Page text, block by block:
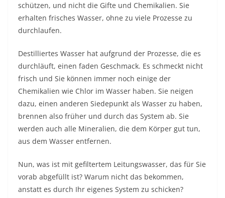
schützen, und nicht die Gifte und Chemikalien. Sie
erhalten frisches Wasser, ohne zu viele Prozesse zu
durchlaufen.
Destilliertes Wasser hat aufgrund der Prozesse, die es
durchläuft, einen faden Geschmack. Es schmeckt nicht
frisch und Sie können immer noch einige der
Chemikalien wie Chlor im Wasser haben. Sie neigen
dazu, einen anderen Siedepunkt als Wasser zu haben,
brennen also früher und durch das System ab. Sie
werden auch alle Mineralien, die dem Körper gut tun,
aus dem Wasser entfernen.
Nun, was ist mit gefiltertem Leitungswasser, das für Sie
vorab abgefüllt ist? Warum nicht das bekommen,
anstatt es durch Ihr eigenes System zu schicken?